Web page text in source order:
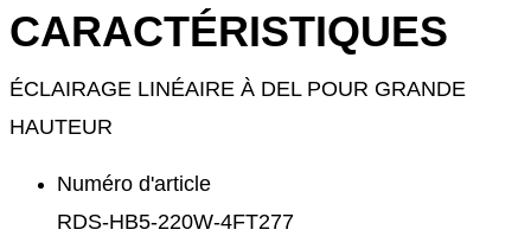
CARACTÉRISTIQUES
ÉCLAIRAGE LINÉAIRE À DEL POUR GRANDE
HAUTEUR
Numéro d'article
RDS-HB5-220W-4FT277